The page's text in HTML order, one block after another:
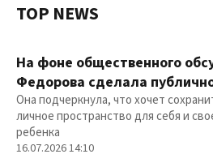
TOP NEWS
На фоне общественного
Федорова сделала
Она подчеркнула, что хочет
личное пространство для себя и
ребенка
16.07.2026 14:10